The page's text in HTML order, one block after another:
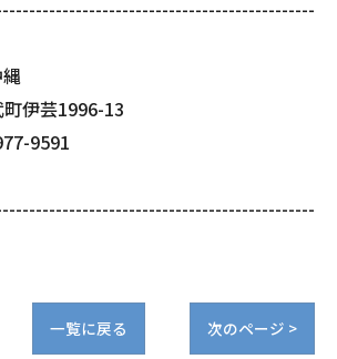
伊芸1996-13
9591
一覧に戻る 次のページ >